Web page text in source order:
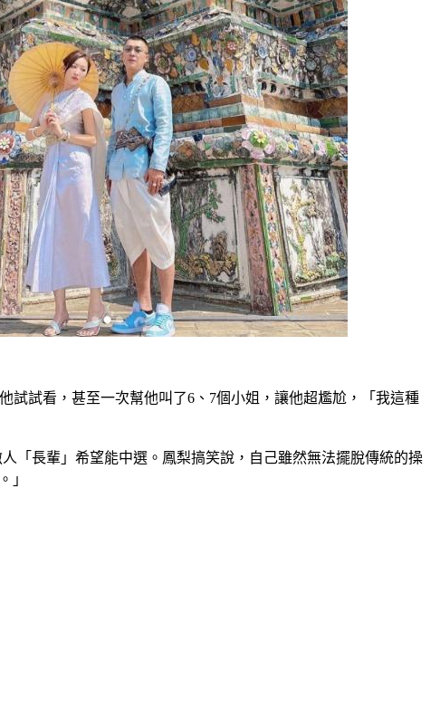
試試看，甚至一次幫他叫了6、7個小姐，讓他超尷尬，「我這種
「長輩」希望能中選。鳳梨搞笑說，自己雖然無法擺脫傳統的操
」